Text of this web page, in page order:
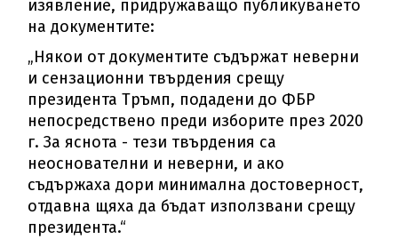
изявление, придружаващо публикуването
на документите:
„Някои от документите съдържат неверни
и сензационни твърдения срещу
президента Тръмп, подадени до ФБР
непосредствено преди изборите през 2020
г. За яснота - тези твърдения са
неоснователни и неверни, и ако
съдържаха дори минимална достоверност,
отдавна щяха да бъдат използвани срещу
президента.“